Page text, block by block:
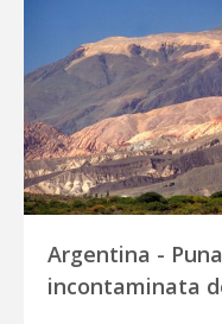
Argentina -
incontaminata